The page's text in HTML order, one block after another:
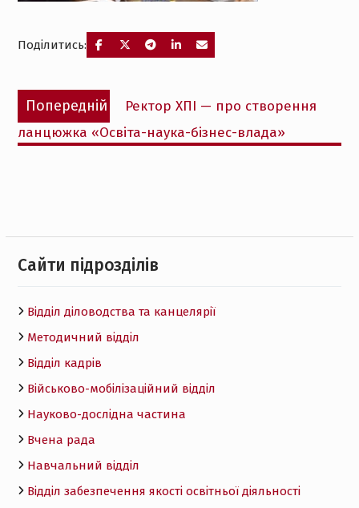
Поділитись:
Навігація
записів
Попередній
Попередній
запис:
Ректор ХПІ — про створення
ланцюжка «Освіта-наука-бізнес-влада»
Cайти підрозділів
Відділ діловодства та канцелярії
Методичний відділ
Відділ кадрів
Військово-мобілізаційний відділ
Науково-дослідна частина
Вчена рада
Навчальний відділ
Відділ забезпечення якості освітньої діяльності